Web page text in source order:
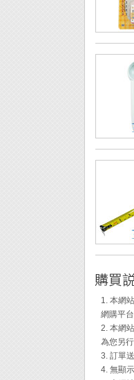
1. 本網
網購平
2. 本網
為您另行
3. 訂單
4. 無顯